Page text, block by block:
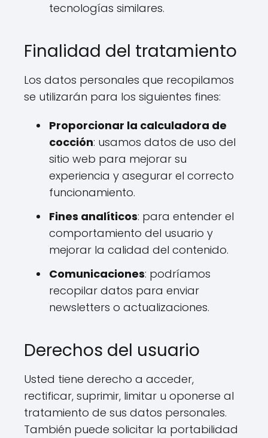
tecnologías similares.
Finalidad del tratamiento
Los datos personales que recopilamos
se utilizarán para los siguientes fines:
Proporcionar la calculadora de
cocción: usamos datos de uso del
sitio web para mejorar su
experiencia y asegurar el correcto
funcionamiento.
Fines analíticos: para entender el
comportamiento del usuario y
mejorar la calidad del contenido.
Comunicaciones: podríamos
recopilar datos para enviar
newsletters o actualizaciones.
Derechos del usuario
Usted tiene derecho a acceder,
rectificar, suprimir, limitar u oponerse al
tratamiento de sus datos personales.
También puede solicitar la portabilidad